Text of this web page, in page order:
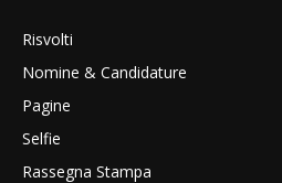
Risvolti
Nomine & Candidature
Pagine
Selfie
Rassegna Stampa